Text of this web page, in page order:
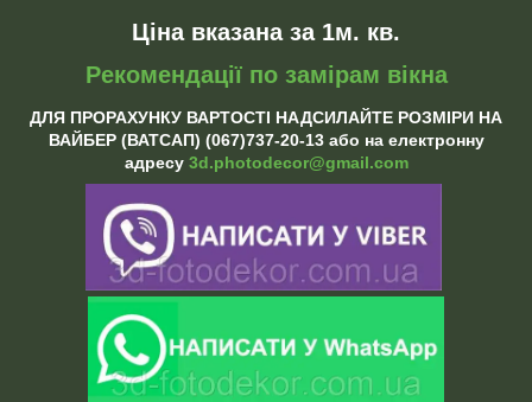
Ціна вказана за 1м. кв.
Рекомендації по замірам вікна
ДЛЯ ПРОРАХУНКУ ВАРТОСТІ НАДСИЛАЙТЕ РОЗМІРИ НА
ВАЙБЕР (ВАТСАП) (067)737-20-13 або на електронну
адресу 3d.photodecor@gmail.com